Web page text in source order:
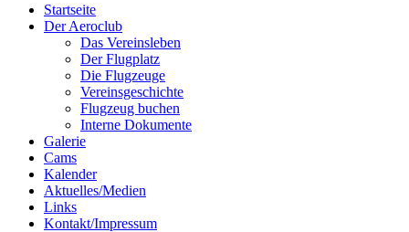
Startseite
Der Aeroclub
Das Vereinsleben
Der Flugplatz
Die Flugzeuge
Vereinsgeschichte
Flugzeug buchen
Interne Dokumente
Galerie
Cams
Kalender
Aktuelles/Medien
Links
Kontakt/Impressum